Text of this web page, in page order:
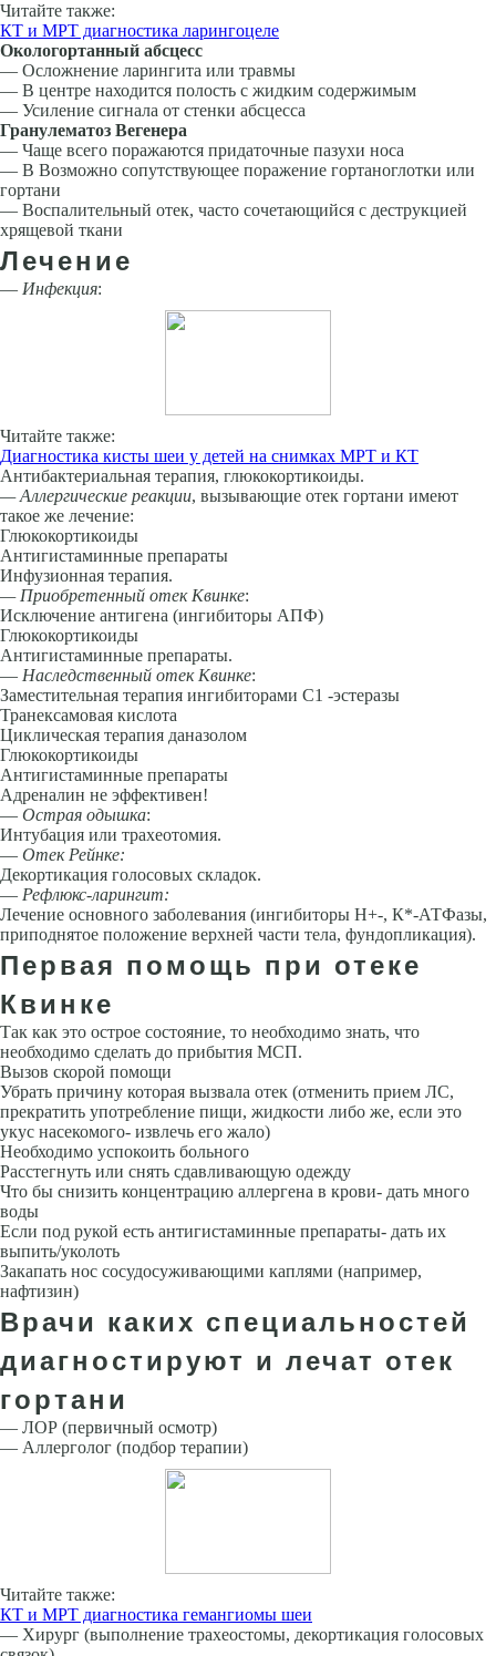
Читайте также:
КТ и МРТ диагностика ларингоцеле
Окологортанный абсцесс
— Осложнение ларингита или травмы
— В центре находится полость с жидким содержимым
— Усиление сигнала от стенки абсцесса
Гранулематоз Вегенера
— Чаще всего поражаются придаточные пазухи носа
— В Возможно сопутствующее поражение гортаноглотки или
гортани
— Воспалительный отек, часто сочетающийся с деструк­цией
хрящевой ткани
Лечение
— Инфекция:
Читайте также:
Диагностика кисты шеи у детей на снимках МРТ и КТ
Антибактериальная терапия, глюкокортикоиды.
— Аллергические реакции, вызывающие отек гортани имеют
такое же лечение:
Глюкокортикоиды
Антигистаминные препа­раты
Инфузионная терапия.
— Приобретенный отек Квинке:
Исключение антигена (ингибиторы АПФ)
Глюкокортикоиды
Антигистаминные препараты.
— Наследственный отек Квинке:
Заместительная терапия ингибиторами С1 -эстеразы
Транексамовая кислота
Циклическая терапия даназолом
Глюкокортикоиды
Антигистаминные препараты
Адреналин не эффективен!
— Острая одышка:
Интубация или трахеотомия.
— Отек Рейнке:
Декортикация голосовых складок.
— Рефлюкс-ларингит:
Лечение основного заболевания (ингибиторы Н+-, К*-АТФазы,
приподнятое положение верхней части тела, фундопли­кация).
Первая помощь при отеке
Квинке
Так как это острое состояние, то необходимо знать, что
необходимо сделать до прибытия МСП.
Вызов скорой помощи
Убрать причину которая вызвала отек (отменить прием ЛС,
прекратить употребление пищи, жидкости либо же, если это
укус насекомого- извлечь его жало)
Необходимо успокоить больного
Расстегнуть или снять сдавливающую одежду
Что бы снизить концентрацию аллергена в крови- дать много
воды
Если под рукой есть антигистаминные препараты- дать их
выпить/уколоть
Закапать нос сосудосуживающими каплями (например,
нафтизин)
Врачи каких специальностей
диагностируют и лечат отек
гортани
— ЛОР (первичный осмотр)
— Аллерголог (подбор терапии)
Читайте также:
КТ и МРТ диагностика гемангиомы шеи
— Хирург (выполнение трахеостомы, декортикация голосовых